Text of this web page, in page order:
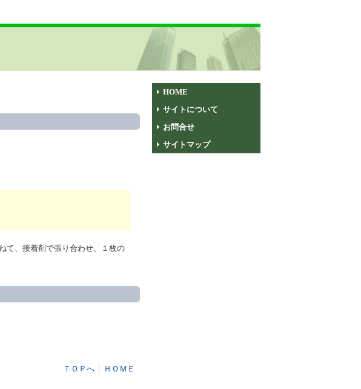
て、接着剤で張り合わせ、１枚の
ＴＯＰへ│ ＨＯＭＥ
HOME
サイトについて
お問合せ
サイトマップ